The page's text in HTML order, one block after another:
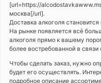
[url=https://
москва[/url].
Доставка алкоголя
На рынке появляется всё
алкоголя прямо к вашему
более востребованной в
Чтобы сделать заказ, нужно
будет его осуществлять.
подробное описание